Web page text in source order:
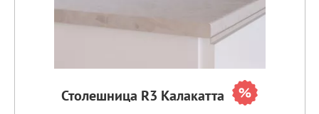
Столешница R3 Калакатта